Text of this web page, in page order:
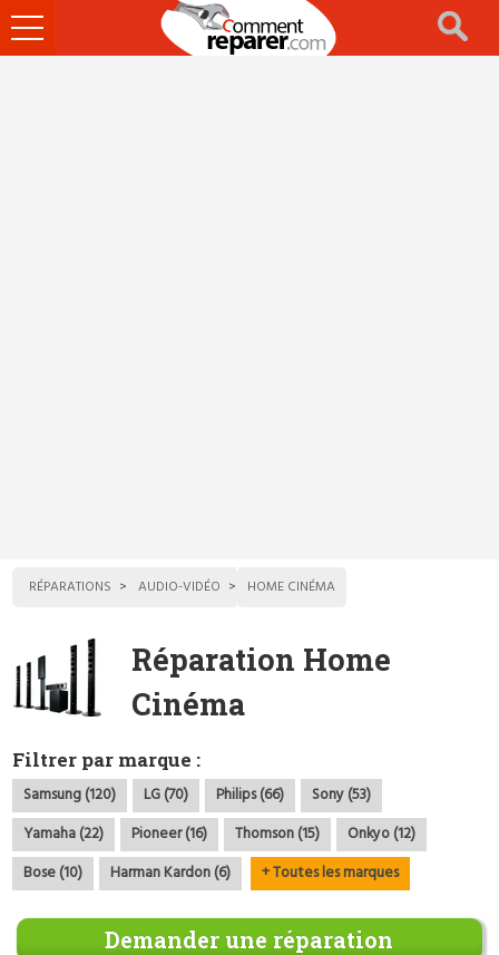
Ouvrir
le
RÉPARATIONS AUDIO-VIDÉO HOME CINÉMA
Réparation Home
Cinéma
Filtrer par marque :
Samsung (120) LG (70) Philips (66)
Sony (53)
Yamaha (22)
Pioneer (16) Thomson (15)
Onkyo (12)
Bose (10)
Harman Kardon (6) + Toutes les marques
Demander une réparation